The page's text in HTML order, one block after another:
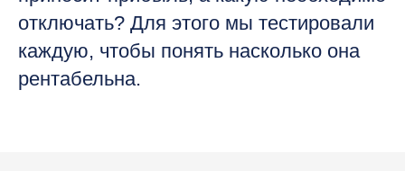
отключать? Для этого мы тестировали
каждую, чтобы понять насколько она
рентабельна.